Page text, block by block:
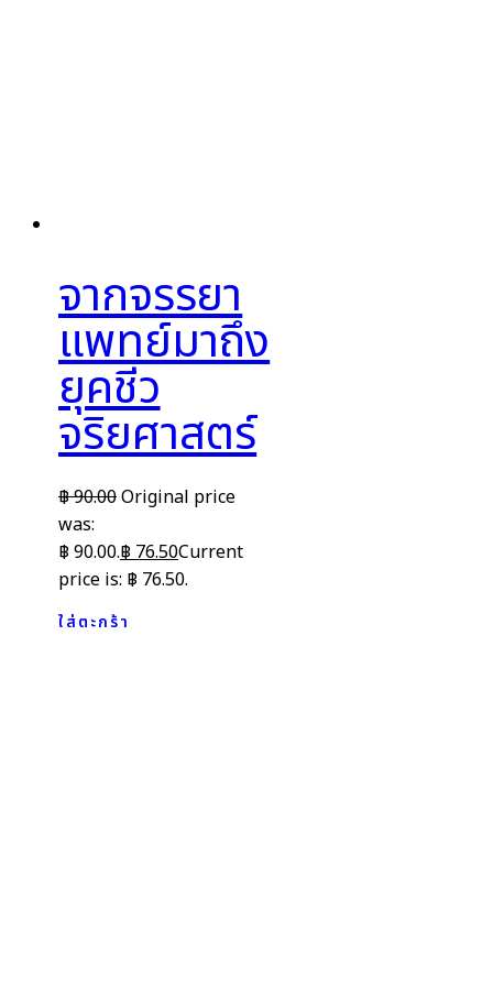
จากจรรยา
แพทย์มาถึง
ยุคชีว
จริยศาสตร์
฿90.00Original price
was:
฿ 90.00.฿76.50Current
price is: ฿ 76.50.
ใส่ตะกร้า